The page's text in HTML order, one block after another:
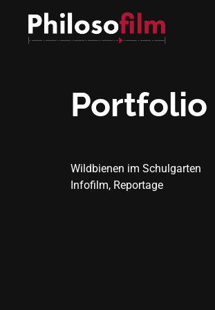
Portfolio
Wildbienen im Schulgarten
Infofilm, Reportage